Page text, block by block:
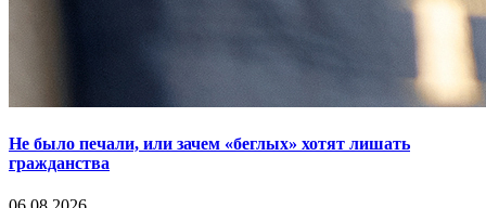
Не было печали, или зачем «беглых» хотят лишать
гражданства